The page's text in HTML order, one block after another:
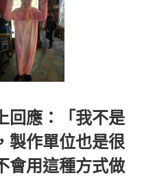
回應：「我不是
製作單位也是很
會用這種方式做